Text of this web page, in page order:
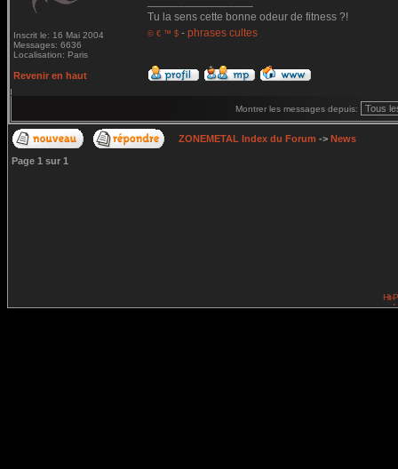
Inscrit le: 16 Mai 2004
Messages: 6636
Localisation: Paris
Tu la sens cette bonne odeur de fitness ?!
© € ™ $ - phrases cultes
Revenir en haut
Montrer les messages depuis:
ZONEMETAL Index du Forum -> News
Page 1 sur 1